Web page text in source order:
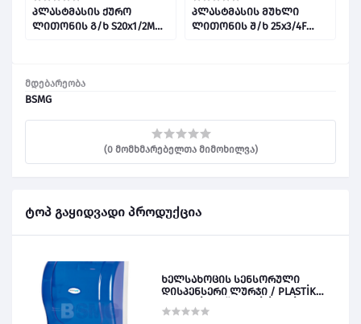
მდებარეობა
BSMG
(0 მომხმარებელთა მიმოხილვა)
ტოპ გაყიდვადი პროდუქცია
ხელსახოცის სენსორული
დისპენსერი ლურჯი / PLASTİK
პლასტმასის ქურო
ლითონის გ/ხ S20x1/2M
პლასტმასის მუხლი
ლითონის შ/ხ 25x3/4F